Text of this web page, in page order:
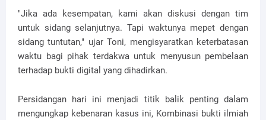
"Jika ada kesempatan, kami akan diskusi dengan tim
untuk sidang selanjutnya. Tapi waktunya mepet dengan
sidang tuntutan," ujar Toni, mengisyaratkan keterbatasan
waktu bagi pihak terdakwa untuk menyusun pembelaan
terhadap bukti digital yang dihadirkan.
Persidangan hari ini menjadi titik balik penting dalam
mengungkap kebenaran kasus ini, Kombinasi bukti ilmiah